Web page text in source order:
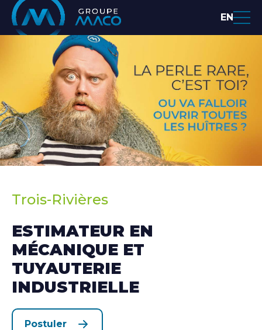
EN
Trois-Rivières
ESTIMATEUR EN
MÉCANIQUE ET
TUYAUTERIE
INDUSTRIELLE
Postuler